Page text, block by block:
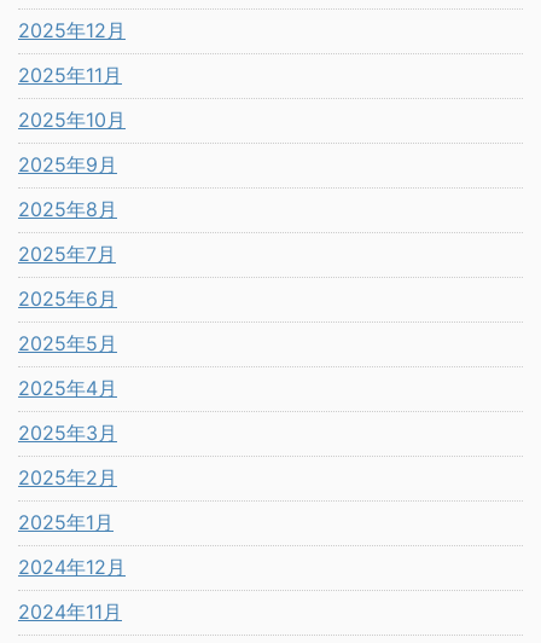
2025年12月
2025年11月
2025年10月
2025年9月
2025年8月
2025年7月
2025年6月
2025年5月
2025年4月
2025年3月
2025年2月
2025年1月
2024年12月
2024年11月